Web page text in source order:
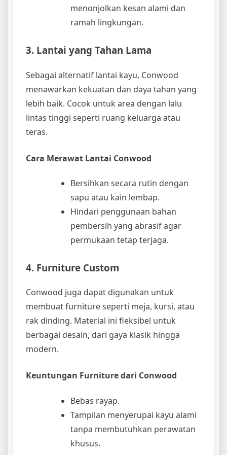
menonjolkan kesan alami dan
ramah lingkungan.
3. Lantai yang Tahan Lama
Sebagai alternatif lantai kayu, Conwood
menawarkan kekuatan dan daya tahan yang
lebih baik. Cocok untuk area dengan lalu
lintas tinggi seperti ruang keluarga atau
teras.
Cara Merawat Lantai Conwood
Bersihkan secara rutin dengan
sapu atau kain lembap.
Hindari penggunaan bahan
pembersih yang abrasif agar
permukaan tetap terjaga.
4. Furniture Custom
Conwood juga dapat digunakan untuk
membuat furniture seperti meja, kursi, atau
rak dinding. Material ini fleksibel untuk
berbagai desain, dari gaya klasik hingga
modern.
Keuntungan Furniture dari Conwood
Bebas rayap.
Tampilan menyerupai kayu alami
tanpa membutuhkan perawatan
khusus.